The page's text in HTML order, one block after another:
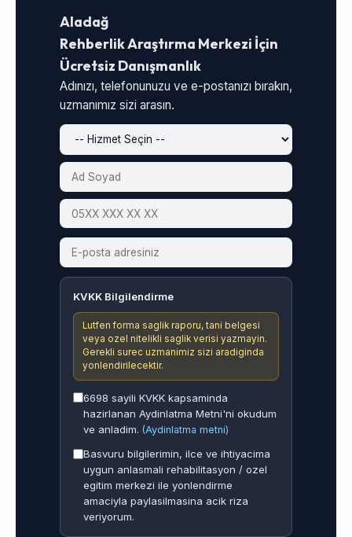
Aladağ
Rehberlik Araştırma Merkezi İçin
Ücretsiz Danışmanlık
Adınızı, telefonunuzu ve e-postanızı bırakın,
uzmanımız sizi arasın.
KVKK Bilgilendirme
Lutfen forma saglik raporu, tani belgesi
veya ozel nitelikli saglik verisi yazmayin.
Gerekli surec uzmanimiz sizi aradiginda
yonlendirilecektir.
6698 sayili KVKK kapsaminda
hazirlanan Aydinlatma Metni'ni okudum
ve anladim. (Aydinlatma metni)
Basvuru bilgilerimin, ilce ve ihtiyacima
uygun anlasmali rehabilitasyon / ozel
egitim merkezi ile yonlendirme
amaciyla paylasilmasina acik riza
veriyorum.